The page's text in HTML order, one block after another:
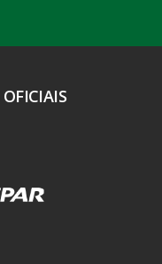
OFICIAIS